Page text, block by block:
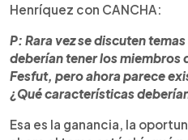
Henríquez con CANCHA:
P: Rara vez se discuten
deberían tener los miembros
Fesfut, pero ahora parece
¿Qué características
Esa es la ganancia, la